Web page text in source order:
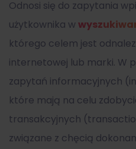
Odnosi się do zapytania
użytkownika w
którego celem jest
internetowej lub marki. W
zapytań informacyjnych
które mają na celu
transakcyjnych
związane z chęcią